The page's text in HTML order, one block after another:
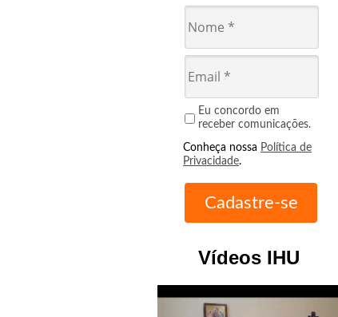
Eu concordo em
receber comunicações.
Conheça nossa Política de
Privacidade.
Vídeos IHU